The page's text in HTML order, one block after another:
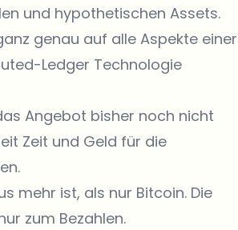
und hypothetischen Assets.
genau auf alle Aspekte einer
Ledger Technologie
Angebot bisher noch nicht
Zeit und Geld für die
mehr ist, als nur Bitcoin. Die
zum Bezahlen.